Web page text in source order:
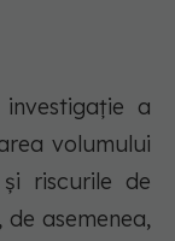
a
volumului
riscurile de
asemenea,